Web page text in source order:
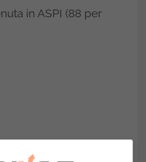
in ASPI (88 per